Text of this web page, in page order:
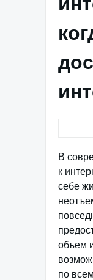
В
к
себе
объем
по